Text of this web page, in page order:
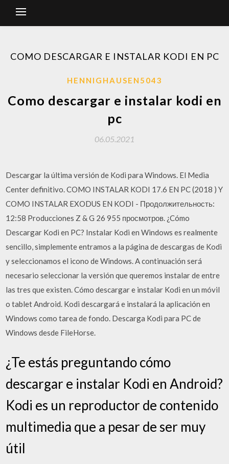
COMO DESCARGAR E INSTALAR KODI EN PC
HENNIGHAUSEN5043
Como descargar e instalar kodi en
pc
06.05.2021
Descargar la última versión de Kodi para Windows. El Media
Center definitivo. COMO INSTALAR KODI 17.6 EN PC (2018 ) Y
COMO INSTALAR EXODUS EN KODI - Продолжительность:
12:58 Producciones Z & G 26 955 просмотров. ¿Cómo
Descargar Kodi en PC? Instalar Kodi en Windows es realmente
sencillo, simplemente entramos a la página de descargas de Kodi
y seleccionamos el icono de Windows. A continuación será
necesario seleccionar la versión que queremos instalar de entre
las tres que existen. Cómo descargar e instalar Kodi en un móvil
o tablet Android. Kodi descargará e instalará la aplicación en
Windows como tarea de fondo. Descarga Kodi para PC de
Windows desde FileHorse.
¿Te estás preguntando cómo
descargar e instalar Kodi en Android?
Kodi es un reproductor de contenido
multimedia que a pesar de ser muy
útil